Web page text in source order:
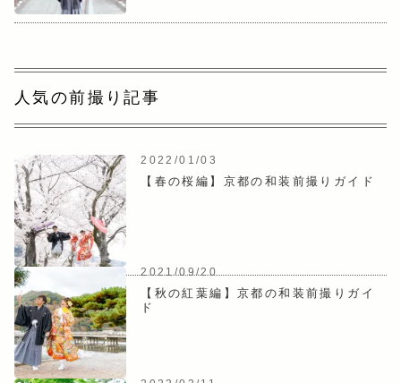
人気の前撮り記事
2022/01/03
【春の桜編】京都の和装前撮りガイド
2021/09/20
【秋の紅葉編】京都の和装前撮りガイ
ド